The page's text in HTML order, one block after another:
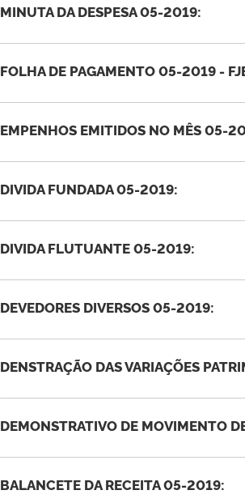
MINUTA DA DESPESA 05-2019:
FOLHA DE PAGAMENTO 05-2019 -
EMPENHOS EMITIDOS NO MÊS 05-
DIVIDA FUNDADA 05-2019:
DIVIDA FLUTUANTE 05-2019:
DEVEDORES DIVERSOS 05-2019:
DENSTRAÇÃO DAS VARIAÇÕES
DEMONSTRATIVO DE MOVIMENTO
BALANCETE DA RECEITA 05-2019: